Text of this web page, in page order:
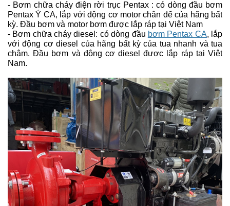
- Bơm chữa cháy điện rời trục Pentax : có dòng đầu bơm
Pentax Ý CA, lắp với động cơ motor chân đế của hãng bất
kỳ. Đầu bơm và motor bơm được lắp ráp tại Việt Nam
- Bơm chữa cháy diesel: có dòng đầu bơm Pentax CA, lắp
với động cơ diesel của hãng bất kỳ của tua nhanh và tua
chậm. Đầu bơm và động cơ diesel được lắp ráp tại Việt
Nam.